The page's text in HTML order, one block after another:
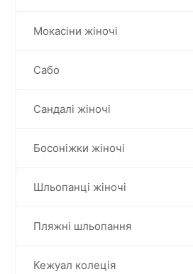
Мокасіни жіночі
Сабо
Сандалі жіночі
Босоніжки жіночі
Шльопанці жіночі
Пляжні шльопання
Кежуал колеція